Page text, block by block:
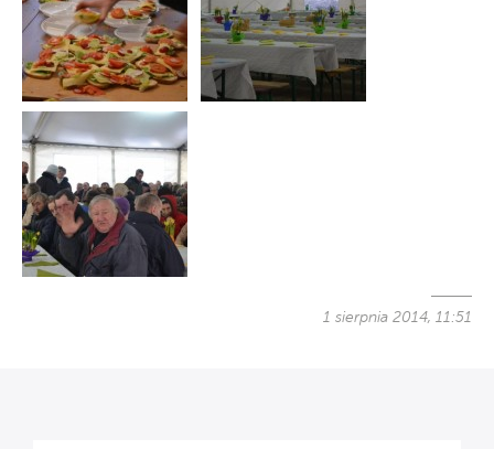
1 sierpnia 2014, 11:51